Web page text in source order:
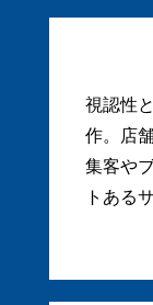
視認性
作。店
集客や
トある